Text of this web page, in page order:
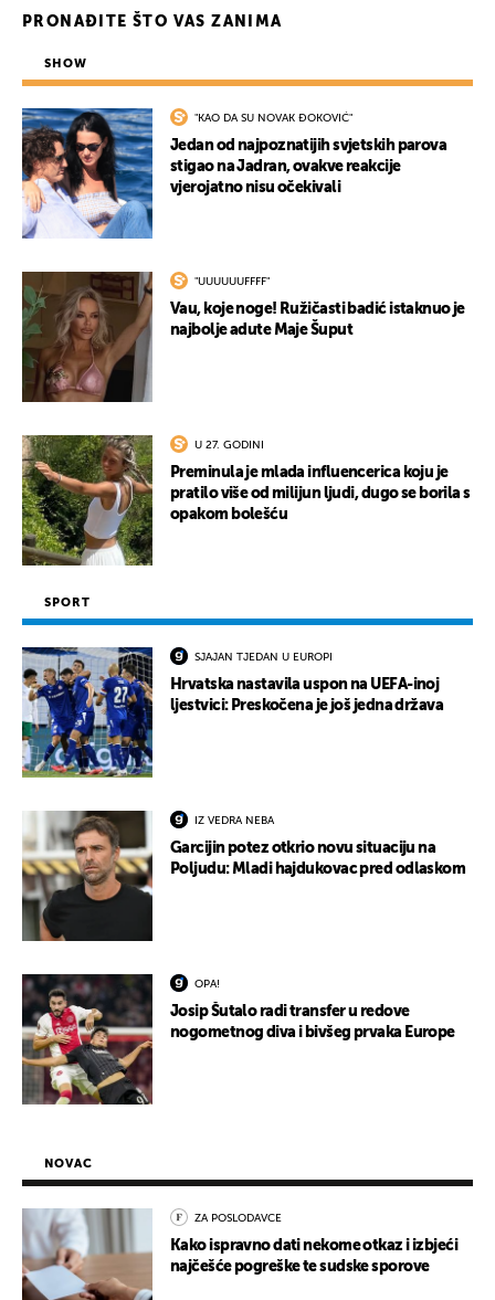
PRONAĐITE ŠTO VAS ZANIMA
SHOW
"KAO DA SU NOVAK ĐOKOVIĆ"
Jedan od najpoznatijih svjetskih parova
stigao na Jadran, ovakve reakcije
vjerojatno nisu očekivali
"UUUUUUFFFF"
Vau, koje noge! Ružičasti badić istaknuo je
najbolje adute Maje Šuput
U 27. GODINI
Preminula je mlada influencerica koju je
pratilo više od milijun ljudi, dugo se borila s
opakom bolešću
SPORT
SJAJAN TJEDAN U EUROPI
Hrvatska nastavila uspon na UEFA-inoj
ljestvici: Preskočena je još jedna država
IZ VEDRA NEBA
Garcijin potez otkrio novu situaciju na
Poljudu: Mladi hajdukovac pred odlaskom
OPA!
Josip Šutalo radi transfer u redove
nogometnog diva i bivšeg prvaka Europe
NOVAC
ZA POSLODAVCE
Kako ispravno dati nekome otkaz i izbjeći
najčešće pogreške te sudske sporove